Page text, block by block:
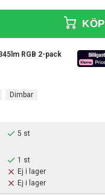
RGB 2-pack
KÖP
Dimbar
5 st
1 st
Ej i lager
Ej i lager